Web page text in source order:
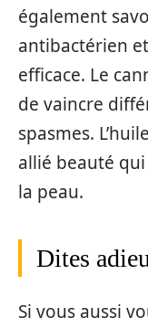
également
antibactérien
efficace. Le
de vaincre
spasmes.
allié beauté
la peau.
Dites
Si vous aussi